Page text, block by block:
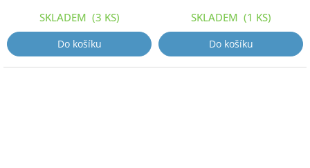
SKLADEM (3 KS)
Do košíku
SKLADEM (1 KS)
Do košíku